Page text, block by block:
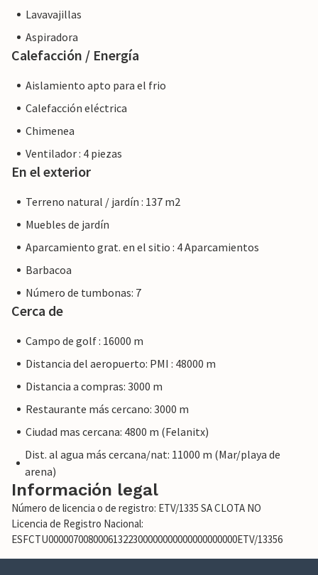
Lavavajillas
Aspiradora
Calefacción / Energía
Aislamiento apto para el frio
Calefacción eléctrica
Chimenea
Ventilador : 4 piezas
En el exterior
Terreno natural / jardín : 137 m2
Muebles de jardín
Aparcamiento grat. en el sitio : 4 Aparcamientos
Barbacoa
Número de tumbonas: 7
Cerca de
Campo de golf : 16000 m
Distancia del aeropuerto: PMI : 48000 m
Distancia a compras: 3000 m
Restaurante más cercano: 3000 m
Ciudad mas cercana: 4800 m (Felanitx)
Dist. al agua más cercana/nat: 11000 m (Mar/playa de
arena)
Información legal
Número de licencia o de registro: ETV/1335 SA CLOTA NO
Licencia de Registro Nacional:
ESFCTU00000700800061322300000000000000000000ETV/13356